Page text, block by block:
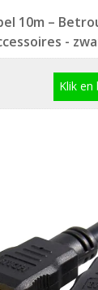
10m –
-
Klik en